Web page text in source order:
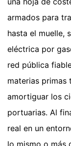
armados para
hasta el muelle,
eléctrica por
red pública
materias primas
amortiguar los
portuarias. Al
real en un
lo mismo o más